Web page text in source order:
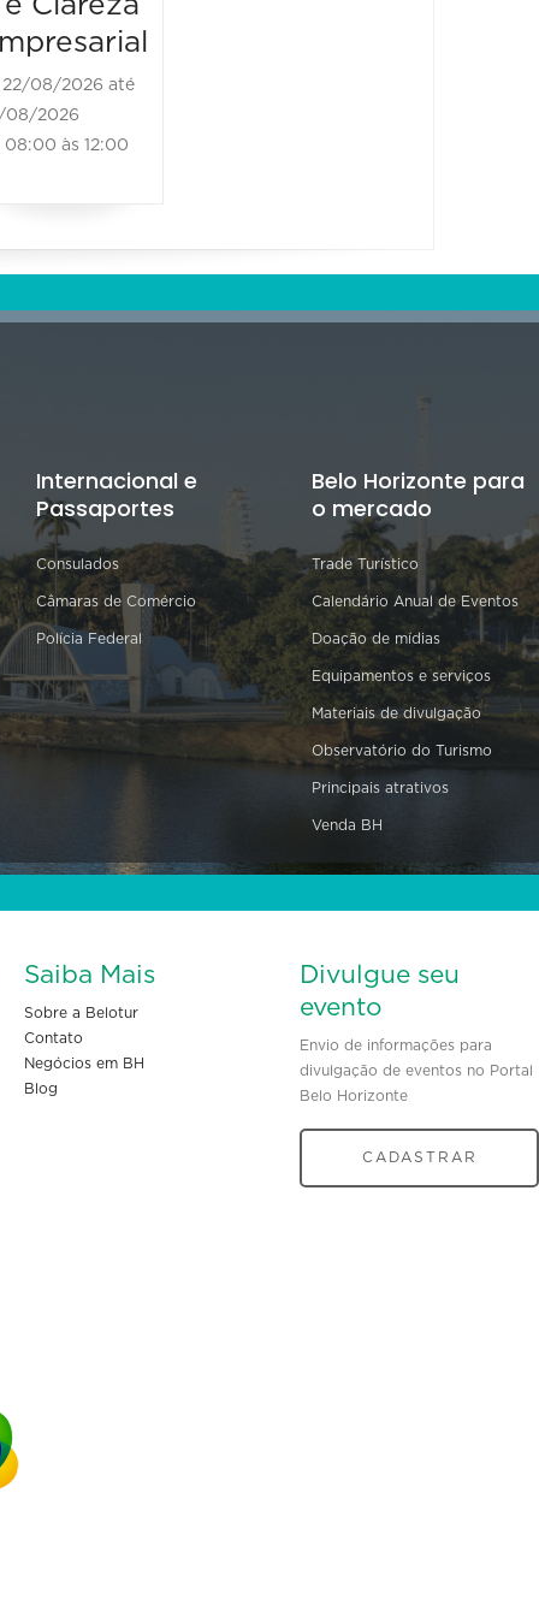
22/08/2026 até
08/2026
às 12:00
Internacional e
Passaportes
Consulados
Câmaras de Comércio
Polícia Federal
Belo Horizonte para
o mercado
Trade Turístico
Calendário Anual de Eventos
Doação de mídias
Equipamentos e serviços
Materiais de divulgação
Observatório do Turismo
Principais atrativos
Venda BH
Saiba Mais
Sobre a Belotur
Contato
Negócios em BH
Blog
Divulgue seu
evento
Envio de informações para
divulgação de eventos no Portal
Belo Horizonte
CADASTRAR